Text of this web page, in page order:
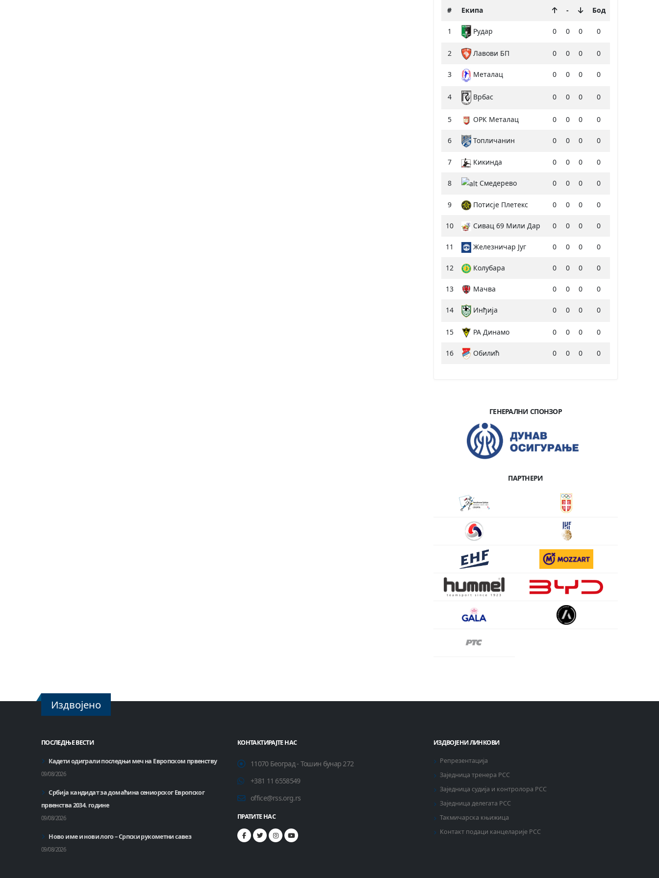
# Екипа - Бод
1 Рудар 0 0 0 0
2 Лавови БП 0 0 0 0
3 Металац 0 0 0 0
4 Врбас 0 0 0 0
5 ОРК Металац 0 0 0 0
6 Топличанин 0 0 0 0
7 Кикинда 0 0 0 0
8 Смедерево 0 0 0 0
9 Потисје Плетекс 0 0 0 0
10 Сивац 69 Мили Дар 0 0 0 0
11 Железничар Југ 0 0 0 0
12 Колубара 0 0 0 0
13 Мачва 0 0 0 0
14 Инђија 0 0 0 0
15 РА Динамо 0 0 0 0
16 Обилић 0 0 0 0
ГЕНЕРАЛНИ СПОНЗОР
ПАРТНЕРИ
Издвојено
ПОСЛЕДЊЕ ВЕСТИ
Кадети одиграли последњи меч на Европском првенству
09/08/2026
Србија кандидат за домаћинa сениорског Европског
првенства 2034. године
09/08/2026
Ново име и нови лого – Српски рукометни савез
09/08/2026
КОНТАКТИРАЈТЕ НАС
11070 Београд - Тошин бунар 272
+381 11 6558549
office@rss.org.rs
ПРАТИТЕ НАС
ИЗДВОЈЕНИ ЛИНКОВИ
Репрезентација
Заједница тренера РСС
Заједница судија и контролора РСС
Заједница делегата РСС
Такмичарска књижица
Контакт подаци канцеларије РСС